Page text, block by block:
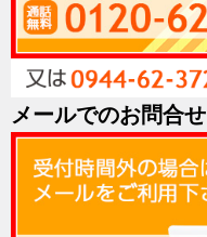
メールでのお問合せ